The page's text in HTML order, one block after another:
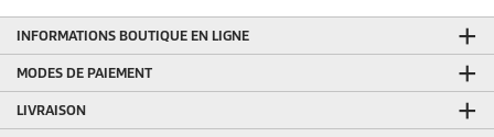
INFORMATIONS BOUTIQUE EN LIGNE
MODES DE PAIEMENT
LIVRAISON